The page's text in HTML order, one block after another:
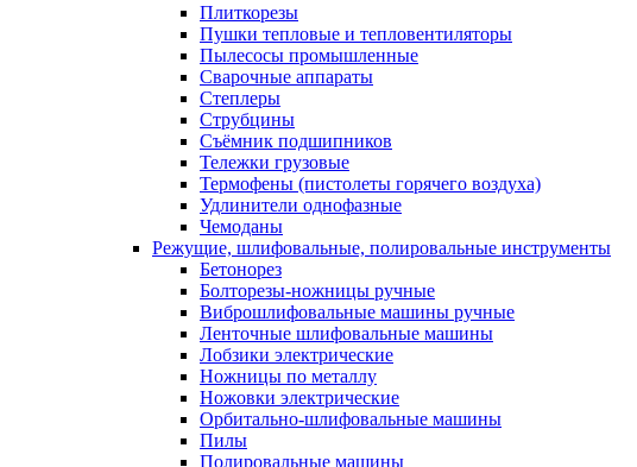
Плиткорезы
Пушки тепловые и тепловентиляторы
Пылесосы промышленные
Сварочные аппараты
Степлеры
Струбцины
Съёмник подшипников
Тележки грузовые
Термофены (пистолеты горячего воздуха)
Удлинители однофазные
Чемоданы
Режущие, шлифовальные, полировальные инструменты
Бетонорез
Болторезы-ножницы ручные
Виброшлифовальные машины ручные
Ленточные шлифовальные машины
Лобзики электрические
Ножницы по металлу
Ножовки электрические
Орбитально-шлифовальные машины
Пилы
Полировальные машины